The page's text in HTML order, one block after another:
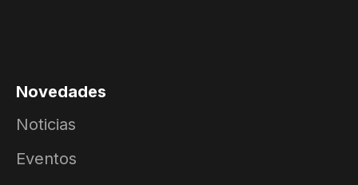
Novedades
Noticias
Eventos